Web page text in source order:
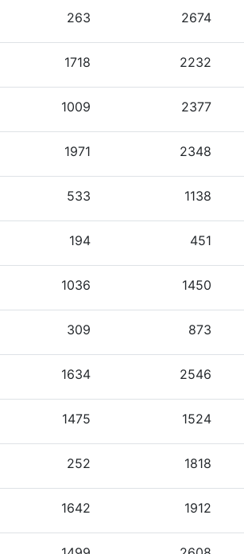
263 2674
1718 2232
1009 2377
1971 2348
533 1138
194 451
1036 1450
309 873
1634 2546
1475 1524
252 1818
1642 1912